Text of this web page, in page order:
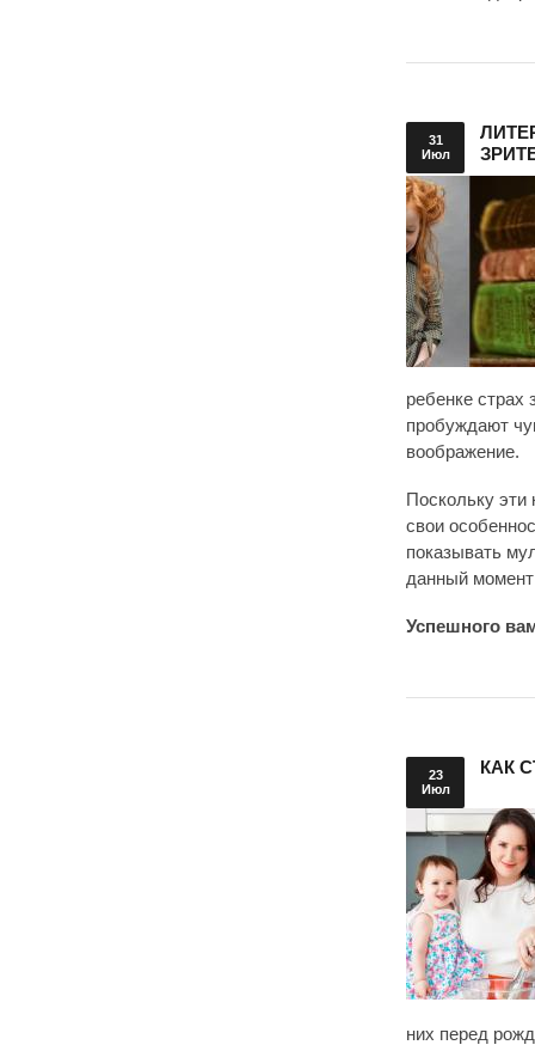
31
Июл
ребенке страх
пробуждают
воображение.
Поскольку
свои
показывать
данный момент
Успешного
23
Июл
КАК
них перед